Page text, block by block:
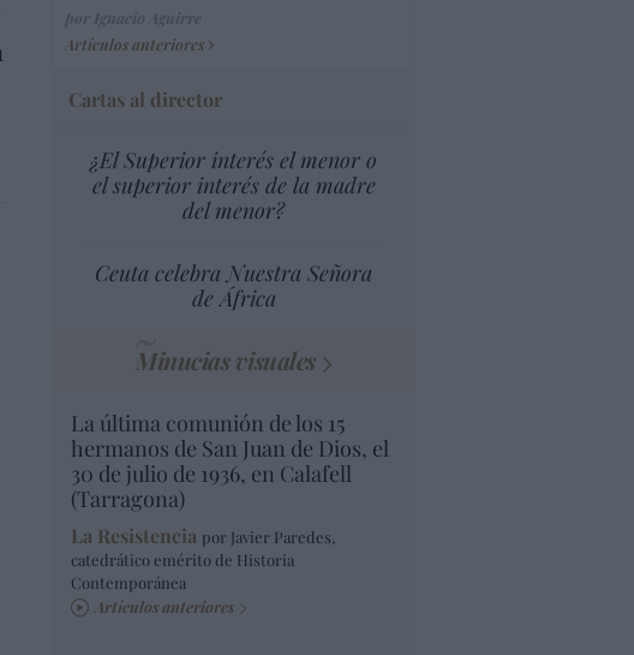
Artículos anteriores
Cartas al director
¿El Superior interés el menor o
el superior interés de la madre
del menor?
Ceuta celebra Nuestra Señora
de África
Minucias visuales
La última comunión de los 15
hermanos de San Juan de Dios, el
30 de julio de 1936, en Calafell
(Tarragona)
La Resistencia por Javier Paredes,
catedrático emérito de Historia
Contemporánea
Artículos anteriores